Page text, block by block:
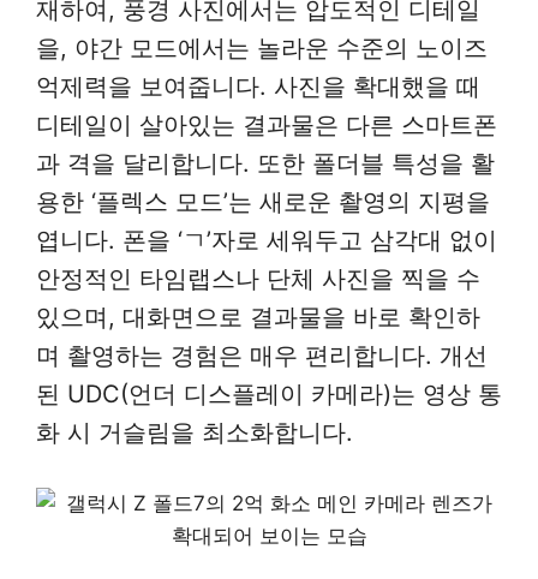
재하여, 풍경 사진에서는 압도적인 디테일
을, 야간 모드에서는 놀라운 수준의 노이즈
억제력을 보여줍니다. 사진을 확대했을 때
디테일이 살아있는 결과물은 다른 스마트폰
과 격을 달리합니다. 또한 폴더블 특성을 활
용한 ‘플렉스 모드’는 새로운 촬영의 지평을
엽니다. 폰을 ‘ㄱ’자로 세워두고 삼각대 없이
안정적인 타임랩스나 단체 사진을 찍을 수
있으며, 대화면으로 결과물을 바로 확인하
며 촬영하는 경험은 매우 편리합니다. 개선
된 UDC(언더 디스플레이 카메라)는 영상 통
화 시 거슬림을 최소화합니다.